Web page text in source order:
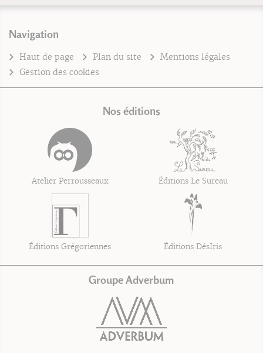
Navigation
Haut de page Plan du site
Mentions légales
Gestion des cookies
Nos éditions
Atelier Perrousseaux Éditions Le Sureau
Éditions Grégoriennes Éditions DésIris
Groupe Adverbum